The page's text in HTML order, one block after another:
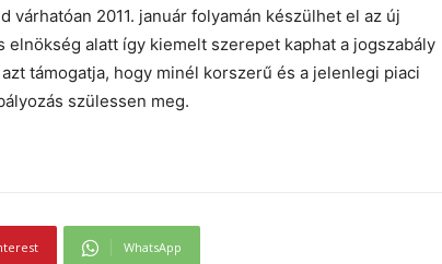
várhatóan 2011. január folyamán készülhet el az új
elnökség alatt így kiemelt szerepet kaphat a jogszabály
támogatja, hogy minél korszerű és a jelenlegi piaci
szülessen meg.
WhatsApp